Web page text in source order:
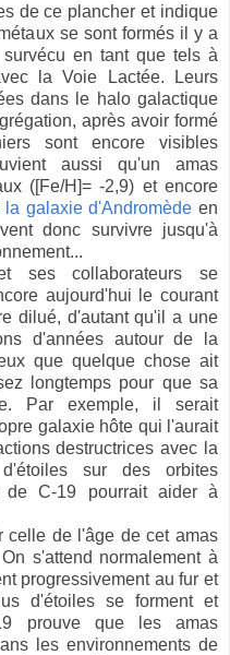
de ce plancher et indique
se sont formés il y a
en tant que tels à
la Voie Lactée. Leurs
dans le halo galactique
après avoir formé
sont encore visibles
aussi qu'un amas
([Fe/H]= -2,9) et encore
galaxie d'Andromède en
donc survivre jusqu'à
ses collaborateurs se
aujourd'hui le courant
dilué, d'autant qu'il a une
d'années autour de la
que quelque chose ait
longtemps pour que sa
Par exemple, il serait
galaxie hôte qui l'aurait
destructrices avec la
sur des orbites
C-19 pourrait aider à
celle de l'âge de cet amas
s'attend normalement à
progressivement au fur et
d'étoiles se forment et
prouve que les amas
les environnements de